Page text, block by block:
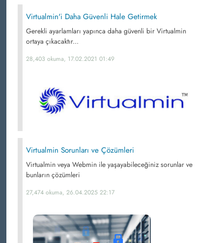
Virtualmin'i Daha Güvenli Hale Getirmek
Gerekli ayarlamları yapınca daha güvenli bir Virtualmin
ortaya çıkacaktır...
28,403 okuma, 17.02.2021 01:49
Virtualmin Sorunları ve Çözümleri
Virtualmin veya Webmin ile yaşayabileceğiniz sorunlar ve
bunların çözümleri
27,474 okuma, 26.04.2025 22:17